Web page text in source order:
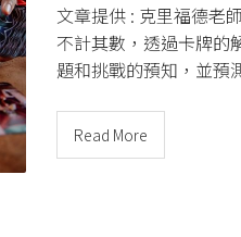
文章提供 : 克里福德老
不計其數，透過卡牌的
題和挑戰的預知，並
Read More